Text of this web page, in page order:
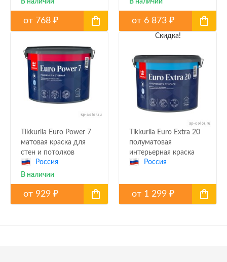
В наличии
от 768 ₽
В наличии
от 6 873₽
Tikkurila Euro Power 7
матовая краска для
стен и потолков
Россия
В наличии
от 929 ₽
Скидка!
Tikkurila Euro Extra 20
полуматовая
интерьерная краска
Россия
от 1 299₽